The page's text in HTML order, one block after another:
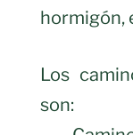
hormigón,
Los
son: